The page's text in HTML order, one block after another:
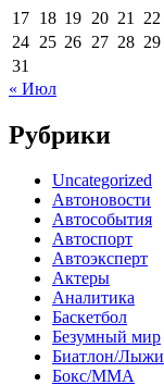
17 18 19 20 21 22
24 25 26 27 28 29
31
« Июл
Рубрики
Uncategorized
Автоновости
Автособытия
Автоспорт
Автоэксперт
Актеры
Аналитика
Баскетбол
Безумный мир
Биатлон/Лыжи
Бокс/MMA